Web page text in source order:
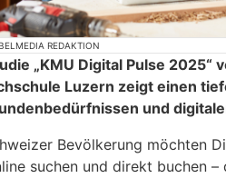
REDAKTION
„KMU Digital Pulse 2025“
Luzern zeigt einen
und
Bevölkerung möchten
suchen und direkt buchen –